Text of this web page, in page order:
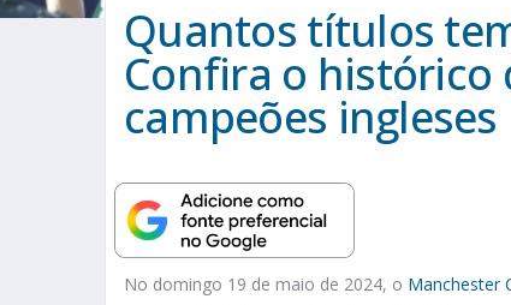
Quantos títulos
Confira o histórico
campeões ingleses
No domingo 19 de maio de 2024, o Manchester